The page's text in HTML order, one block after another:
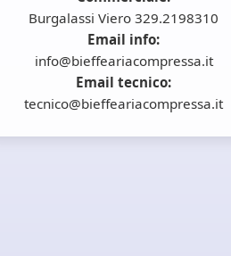
Burgalassi Viero 329.2198310
Email info:
info@bieffeariacompressa.it
Email tecnico:
tecnico@bieffeariacompressa.it